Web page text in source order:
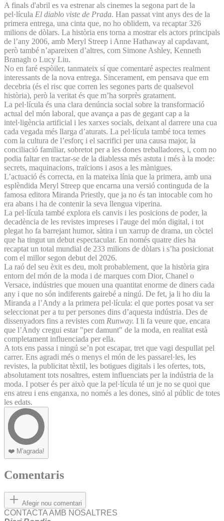
A finals d'abril es va estrenar als cinemes la segona part de la
pel·lícula El diablo viste de Prada. Han passat vint anys des de la
primera entrega, una cinta que, no ho oblidem, va recaptar 326
milions de dòlars. La història ens torna a mostrar els actors principals
de l’any 2006, amb Meryl Streep i Anne Hathaway al capdavant,
però també n’apareixen d’altres, com Simone Ashley, Kenneth
Branagh o Lucy Liu.
No en faré espòiler, tanmateix sí que comentaré aspectes realment
interessants de la nova entrega. Sincerament, em pensava que em
decebria (és el risc que corren les segones parts de qualsevol
història), però la veritat és que m’ha sorprès gratament.
La pel·lícula és una clara denúncia social sobre la transformació
actual del món laboral, que avança a pas de gegant cap a la
intel·ligència artificial i les xarxes socials, deixant al darrere una cua
cada vegada més llarga d’aturats. La pel·lícula també toca temes
com la cultura de l’esforç i el sacrifici per una causa major, la
conciliació familiar, sobretot per a les dones treballadores, i, com no
podia faltar en tractar-se de la diablessa més astuta i més à la mode:
secrets, maquinacions, traïcions i asos a les mànigues.
L’actuació és correcta, en la mateixa línia que la primera, amb una
esplèndida Meryl Streep que encarna una versió continguda de la
famosa editora Miranda Priestly, que ja no és tan intocable com ho
era abans i ha de contenir la seva llengua viperina.
La pel·lícula també explora els canvis i les posicions de poder, la
decadència de les revistes impreses i l'auge del món digital, i tot
plegat ho fa barrejant humor, sàtira i un xarrup de drama, un còctel
que ha tingut un debut espectacular. En només quatre dies ha
recaptat un total mundial de 233 milions de dòlars i s’ha posicionat
com el millor segon debut del 2026.
La raó del seu èxit es deu, molt probablement, que la història gira
entorn del món de la moda i de marques com Dior, Chanel o
Versace, indústries que mouen una quantitat enorme de diners cada
any i que no són indiferents gairebé a ningú. De fet, ja li ho diu la
Miranda a l’Andy a la primera pel·lícula: el que portes posat va ser
seleccionat per a tu per persones dins d’aquesta indústria. Des de
dissenyadors fins a revistes com Runway. I li fa veure que, encara
que l’Andy cregui estar "per damunt" de la moda, en realitat està
completament influenciada per ella.
A tots ens passa i ningú se’n pot escapar, tret que vagi despullat pel
carrer. Ens agradi més o menys el món de les passarel·les, les
revistes, la publicitat tèxtil, les botigues digitals i les ofertes, tots,
absolutament tots nosaltres, estem influenciats per la indústria de la
moda. I potser és per això que la pel·lícula té un je no se quoi que
ens atreu i ens enganxa, no només a les dones, sinó al públic de totes
les edats.
❤️ M'agrada!
Comentaris
Afegir nou comentari
CONTACTA AMB NOSALTRES